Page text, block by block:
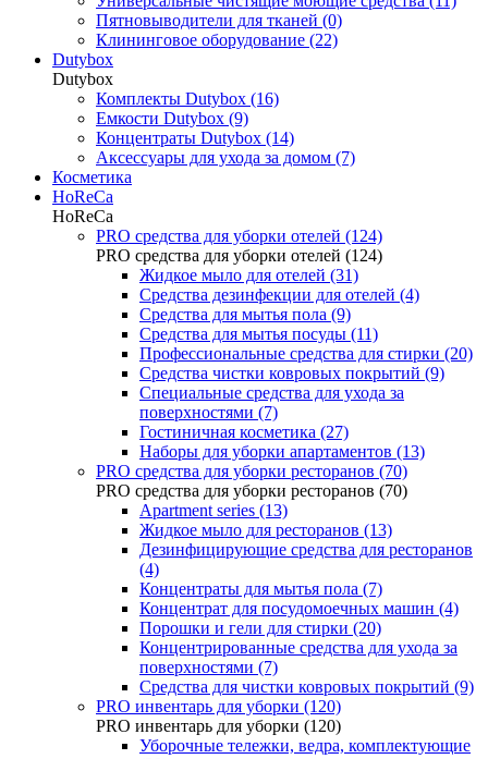
Пятновыводители для тканей (0)
Клининговое оборудование (22)
Dutybox
Dutybox
Комплекты Dutybox (16)
Емкости Dutybox (9)
Концентраты Dutybox (14)
Аксессуары для ухода за домом (7)
Косметика
HoReCa
HoReCa
PRO средства для уборки отелей (124)
PRO средства для уборки отелей (124)
Жидкое мыло для отелей (31)
Средства дезинфекции для отелей (4)
Средства для мытья пола (9)
Средства для мытья посуды (11)
Профессиональные средства для стирки (20)
Средства чистки ковровых покрытий (9)
Специальные средства для ухода за
поверхностями (7)
Гостиничная косметика (27)
Наборы для уборки апартаментов (13)
PRO средства для уборки ресторанов (70)
PRO средства для уборки ресторанов (70)
Apartment series (13)
Жидкое мыло для ресторанов (13)
Дезинфицирующие средства для ресторанов
(4)
Концентраты для мытья пола (7)
Концентрат для посудомоечных машин (4)
Порошки и гели для стирки (20)
Концентрированные средства для ухода за
поверхностями (7)
Средства для чистки ковровых покрытий (9)
PRO инвентарь для уборки (120)
PRO инвентарь для уборки (120)
Уборочные тележки, ведра, комплектующие